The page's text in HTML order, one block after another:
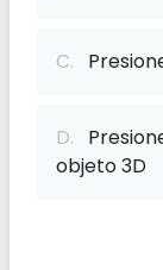
C.
D.
objeto 3D